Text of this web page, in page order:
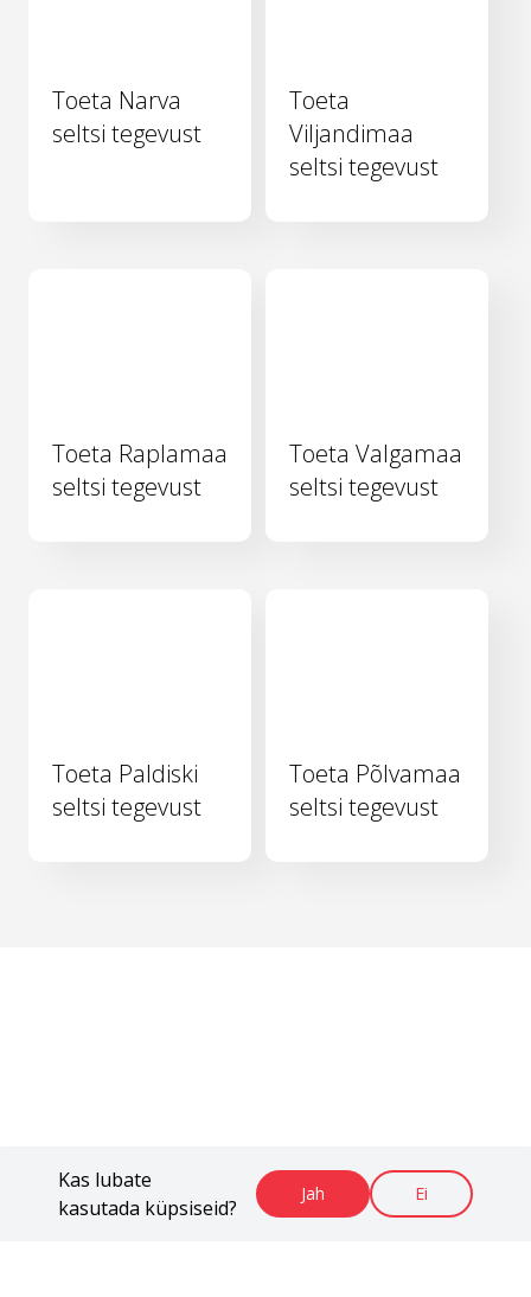
Kas lubate
kasutada küpsiseid?
Jah Ei
Toeta Narva
seltsi tegevust
Toeta
Viljandimaa
seltsi tegevust
Toeta Raplamaa
seltsi tegevust
Toeta Valgamaa
seltsi tegevust
Toeta Paldiski
seltsi tegevust
Toeta Põlvamaa
seltsi tegevust